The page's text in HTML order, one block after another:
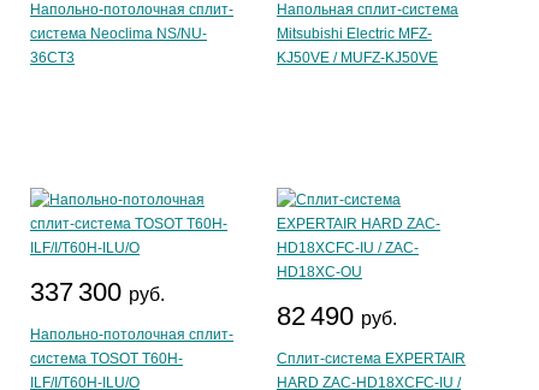
Напольно-потолочная сплит-
система Neoclima NS/NU-
36CT3
Напольная сплит-система
Mitsubishi Electric MFZ-
KJ50VE / MUFZ-KJ50VE
337 300 руб.
Напольно-потолочная сплит-
система TOSOT T60H-
ILF/I/T60H-ILU/O
82 490 руб.
Сплит-система EXPERTAIR
HARD ZAC-HD18XCFC-IU /